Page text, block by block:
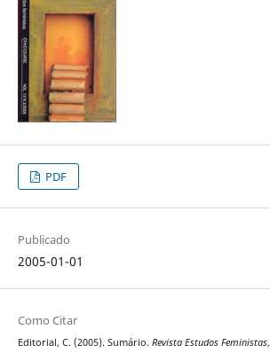
PDF
Publicado
2005-01-01
Como Citar
Editorial, C. (2005). Sumário. Revista Estudos Feministas,